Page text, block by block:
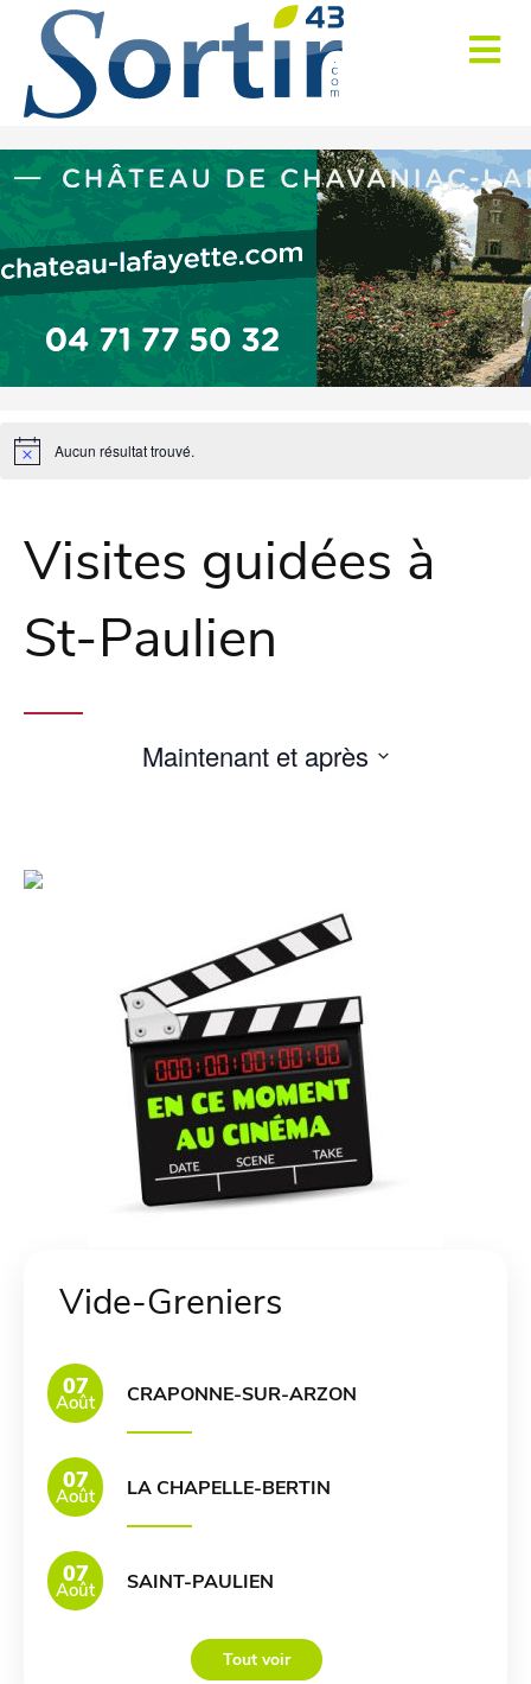
Aucun résultat trouvé.
Visites guidées à
St-Paulien
Maintenant et après
Vide-Greniers
07
Août CRAPONNE-SUR-ARZON
07
Août LA CHAPELLE-BERTIN
07
Août SAINT-PAULIEN
Tout voir